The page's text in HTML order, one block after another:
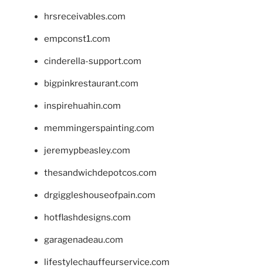
hrsreceivables.com
empconst1.com
cinderella-support.com
bigpinkrestaurant.com
inspirehuahin.com
memmingerspainting.com
jeremypbeasley.com
thesandwichdepotcos.com
drgiggleshouseofpain.com
hotflashdesigns.com
garagenadeau.com
lifestylechauffeurservice.com